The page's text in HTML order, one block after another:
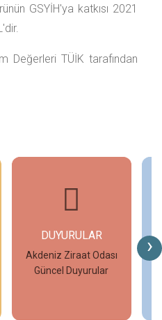
GSYİH'ya katkısı 2021
Değerleri TÜİK tarafından
›
DUYURULAR
Akdeniz Ziraat Odası
Güncel Duyurular